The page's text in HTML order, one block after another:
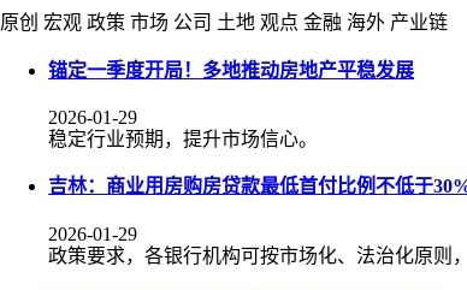
原创 宏观 政策 市场 公司 土地 观点 金融 海外 产业链
锚定一季度开局！多地推动房地产平稳发展
2026-01-29
稳定行业预期，提升市场信心。
吉林：商业用房购房贷款最低首付比例不低于
2026-01-29
政策要求，各银行机构可按市场化、法治化原则